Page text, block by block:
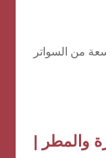
من السواتر
والمطر |